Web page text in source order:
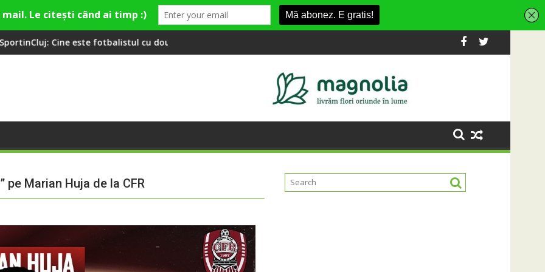
cu două diplome care a învățat româna la 2 ani
Compania de Apă Someș, campioană la dezvoltarea infrastructurii de apă și canalizare
Universitatea Cluj a câștigat partida cu
pe Marian Huja de la CFR